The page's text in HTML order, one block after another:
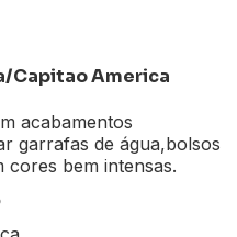
Capitao America
acabamentos
garrafas de água,bolsos
cores bem intensas.